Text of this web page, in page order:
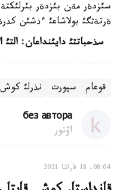
سئزدةر مةن بئزدةر
ةرتةثگئ بولاشاعئ ءذشئن
سذحباتتئ دايئنداعان: التئ
قوعام سپورت نذرلئ كوش
без автора
اۆتور
08:04, 18 قاراشا 2021